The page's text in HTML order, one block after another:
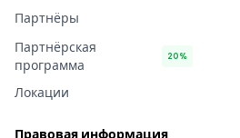
Партнёры
Партнёрская
программа
20%
Локации
Правовая информация